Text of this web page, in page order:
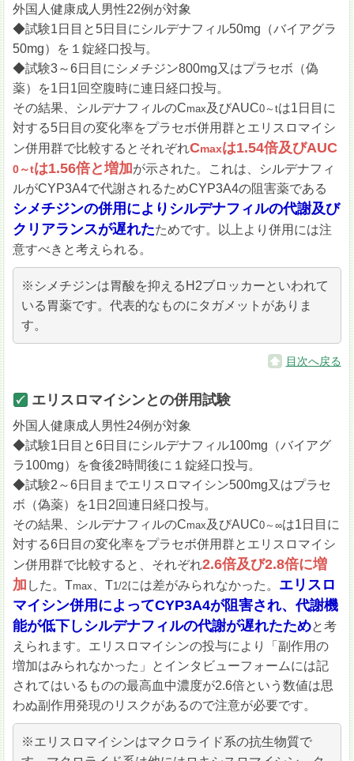
外国人健康成人男性22例が対象
◆試験1日目と5日目にシルデナフィル50mg（バイアグラ
50mg）を１錠経口投与。
◆試験3～6日目にシメチジン800mg又はプラセボ（偽
薬）を1日1回空腹時に連日経口投与。
その結果、シルデナフィルのCmax 及びAUC0～tは1日目に
対する5日目の変化率をプラセボ併用群とエリスロマイシ
ン併用群で比較するとそれぞれCmaxは1.54倍及びAUC
0～tは1.56倍と増加が示された。これは、シルデナフィ
ルがCYP3A4で代謝されるためCYP3A4の阻害薬である
シメチジンの併用によりシルデナフィルの代謝及び
クリアランスが遅れたためです。以上より併用には注
意すべきと考えられる。
※シメチジンは胃酸を抑えるH2ブロッカーといわれて
いる胃薬です。代表的なものにタガメットがありま
す。
目次へ戻る
エリスロマイシンとの併用試験
外国人健康成人男性24例が対象
◆試験1日目と6日目にシルデナフィル100mg（バイアグ
ラ100mg）を食後2時間後に１錠経口投与。
◆試験2～6日目までエリスロマイシン500mg又はプラセ
ボ（偽薬）を1日2回連日経口投与。
その結果、シルデナフィルのCmax 及びAUC0～∞は1日目に
対する6日目の変化率をプラセボ併用群とエリスロマイシ
ン併用群で比較すると、それぞれ2.6倍及び2.8倍に増
加 した。Tmax 、T1/2には差がみられなかった。 エリスロ
マイシン併用によってCYP3A4が阻害され、代謝機
能が低下しシルデナフィルの代謝が遅れたためと考
えられます。エリスロマイシンの投与により「副作用の
増加はみられなかった」とインタビューフォームには記
されてはいるものの最高血中濃度が2.6倍という数値は思
わぬ副作用発現のリスクがあるので注意が必要です。
※エリスロマイシンはマクロライド系の抗生物質で